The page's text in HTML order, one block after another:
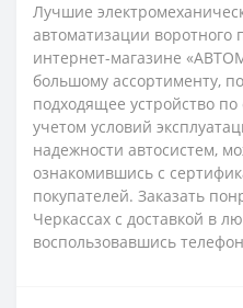
Лучшие
автоматизации воротного
интернет-магазине
большому ассортименту,
подходящее устройство
учетом условий
надежности автосистем,
ознакомившись с
покупателей. Заказать
Черкассах с доставкой в
воспользовавшись